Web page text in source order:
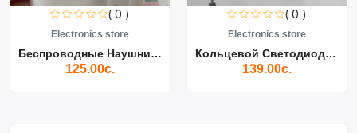
( 0 )
Electronics store
Беспроводные Наушники Air...
125.00с.
( 0 )
Electronics store
Кольцевой Светодиодный Св...
139.00с.